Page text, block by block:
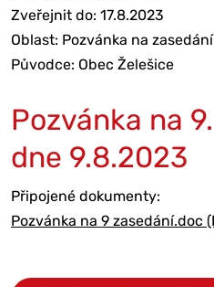
Zveřejnit do: 17.8.2023
Oblast: Pozvánka na zasedání
Původce: Obec Želešice
Pozvánka na
dne 9.8.2023
Připojené dokumenty:
Pozvánka na 9 zasedání.doc